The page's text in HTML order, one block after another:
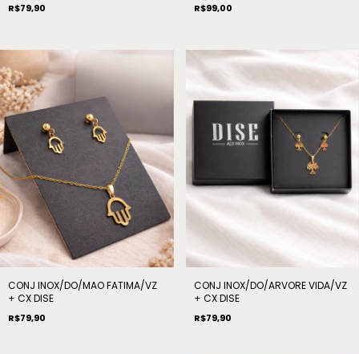
R$79,90 R$99,00
CONJ INOX/DO/MAO FATIMA/VZ
+ CX DISE
R$79,90
CONJ INOX/DO/ARVORE VIDA/VZ
+ CX DISE
R$79,90